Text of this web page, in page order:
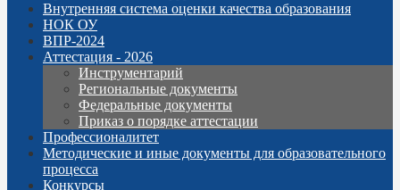
Внутренняя система оценки качества образования
НОК ОУ
ВПР-2024
Аттестация - 2026
Инструментарий
Региональные документы
Федеральные документы
Приказ о порядке аттестации
Профессионалитет
Методические и иные документы для образовательного
процесса
Конкурсы